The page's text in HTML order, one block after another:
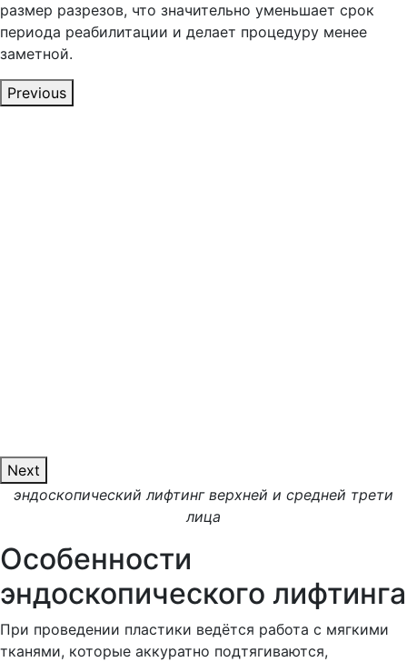
размер разрезов, что значительно уменьшает срок
периода реабилитации и делает процедуру менее
заметной.
Previous
Next
эндоскопический лифтинг верхней и средней трети
лица
Особенности
эндоскопического лифтинга
При проведении пластики ведётся работа с мягкими
тканями, которые аккуратно подтягиваются,